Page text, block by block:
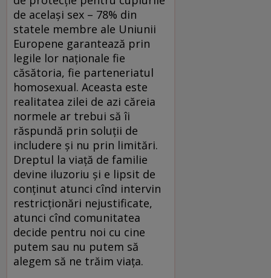
de același sex – 78% din
statele membre ale Uniunii
Europene garantează prin
legile lor naționale fie
căsătoria, fie parteneriatul
homosexual. Aceasta este
realitatea zilei de azi căreia
normele ar trebui să îi
răspundă prin soluții de
includere și nu prin limitări.
Dreptul la viață de familie
devine iluzoriu și e lipsit de
conținut atunci cînd intervin
restricționări nejustificate,
atunci cînd comunitatea
decide pentru noi cu cine
putem sau nu putem să
alegem să ne trăim viața.